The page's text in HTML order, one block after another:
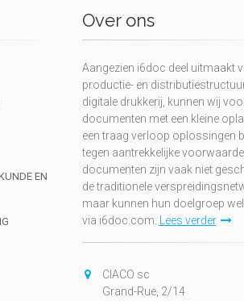
EN
Over ons
Aangezien i6doc deel uitmaakt
productie- en
digitale drukkerij, kunnen wij
documenten met een kleine
een traag verloop oplossingen
tegen aantrekkelijke
documenten zijn vaak niet
de traditionele
maar kunnen hun doelgroep
via i6doc.com.
Lees verder
CIACO sc
Grand-Rue, 2/14